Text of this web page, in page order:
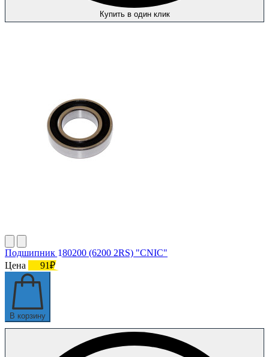
Купить в один клик
Подшипник 180200 (6200 2RS) "CNIC"
Цена
91₽
В корзину